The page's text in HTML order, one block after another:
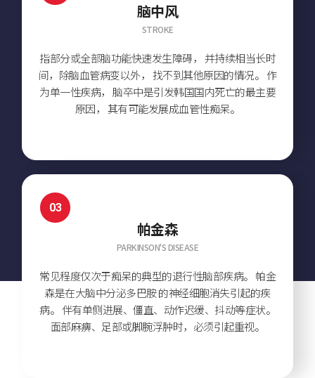
脑中风
STROKE
指部分或全部脑功能快速发生障碍， 并持续相当长时
间，除脑血管病变以外， 找不到其他原因的情况。 作
为单一性疾病， 脑卒中是引发韩国国内死亡的最主要
原因， 其有可能发展成血管性痴呆。
03
帕金森
PARKINSON'S DISEASE
常见程度仅次于痴呆的典型的退行性脑部疾病。 帕金
森是在大脑中分泌多巴胺的神经细胞消失引起的疾
病。 伴有单侧进展、僵直、动作迟缓、抖动等症状。
面部麻痹、足部或脚腕浮肿时，必须引起重视。